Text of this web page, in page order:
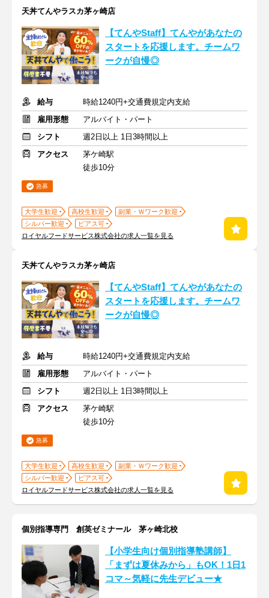
天丼てんやラスカ茅ヶ崎店
【てんやStaff】てんやがあなたの
スタートを応援します。チームワ
ークが自慢◎
給与
時給1240円+交通費規定内支給
雇用形態
アルバイト・パート
シフト
週2日以上 1日3時間以上
アクセス
茅ケ崎駅
徒歩10分
急募
大学生歓迎 高校生歓迎
副業・Ｗワーク歓迎
シルバー歓迎
ピアス可
ロイヤルフードサービス株式会社の求人一覧を見る
天丼てんやラスカ茅ヶ崎店
【てんやStaff】てんやがあなたの
スタートを応援します。チームワ
ークが自慢◎
給与
時給1240円+交通費規定内支給
雇用形態
アルバイト・パート
シフト
週2日以上 1日3時間以上
アクセス
茅ケ崎駅
徒歩10分
急募
大学生歓迎 高校生歓迎
副業・Ｗワーク歓迎
シルバー歓迎
ピアス可
ロイヤルフードサービス株式会社の求人一覧を見る
個別指導専門 創英ゼミナール 茅ヶ崎北校
【小学生向け個別指導塾講師】
「まずは夏休みから」もOK！1日1
コマ～気軽に先生デビュー★